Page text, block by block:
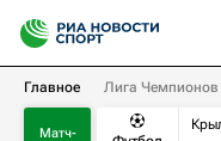
Главное Лига Чемпионов
Матч-